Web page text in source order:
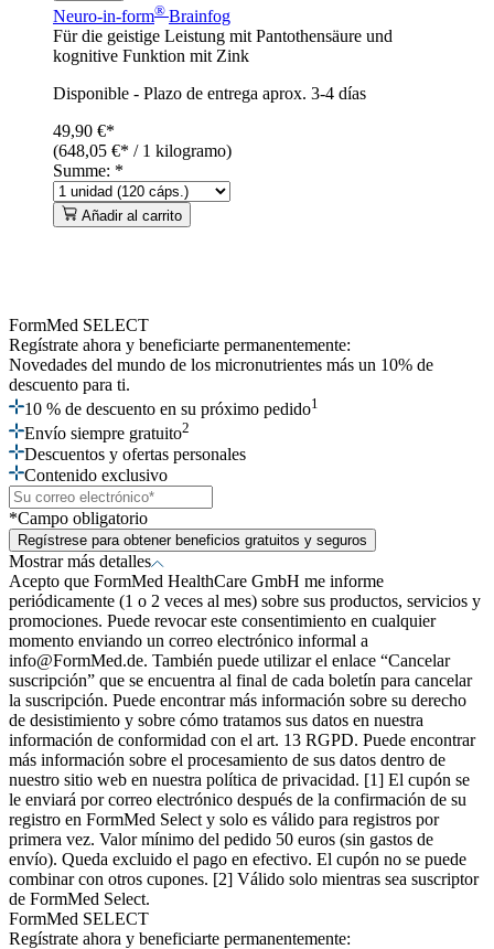
Neuro-in-form® Brainfog
Für die geistige Leistung mit Pantothensäure und
kognitive Funktion mit Zink
Disponible - Plazo de entrega aprox. 3-4 días
49,90 €*
(648,05 €* / 1 kilogramo)
Summe: *
Añadir al carrito
FormMed SELECT
Regístrate ahora y beneficiarte permanentemente:
Novedades del mundo de los micronutrientes más un 10% de
descuento para ti.
10 % de descuento en su próximo pedido1
Envío siempre gratuito2
Descuentos y ofertas personales
Contenido exclusivo
*Campo obligatorio
Regístrese para obtener beneficios gratuitos y seguros
Mostrar más detalles
Acepto que FormMed HealthCare GmbH me informe
periódicamente (1 o 2 veces al mes) sobre sus productos, servicios y
promociones. Puede revocar este consentimiento en cualquier
momento enviando un correo electrónico informal a
info@FormMed.de. También puede utilizar el enlace “Cancelar
suscripción” que se encuentra al final de cada boletín para cancelar
la suscripción. Puede encontrar más información sobre su derecho
de desistimiento y sobre cómo tratamos sus datos en nuestra
información de conformidad con el art. 13 RGPD. Puede encontrar
más información sobre el procesamiento de sus datos dentro de
nuestro sitio web en nuestra política de privacidad. [1] El cupón se
le enviará por correo electrónico después de la confirmación de su
registro en FormMed Select y solo es válido para registros por
primera vez. Valor mínimo del pedido 50 euros (sin gastos de
envío). Queda excluido el pago en efectivo. El cupón no se puede
combinar con otros cupones. [2] Válido solo mientras sea suscriptor
de FormMed Select.
FormMed SELECT
Regístrate ahora y beneficiarte permanentemente: